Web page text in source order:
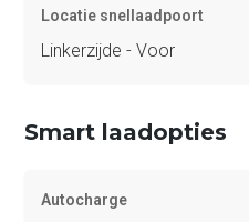
Locatie snellaadpoort
Linkerzijde - Voor
Smart laadopties
Autocharge